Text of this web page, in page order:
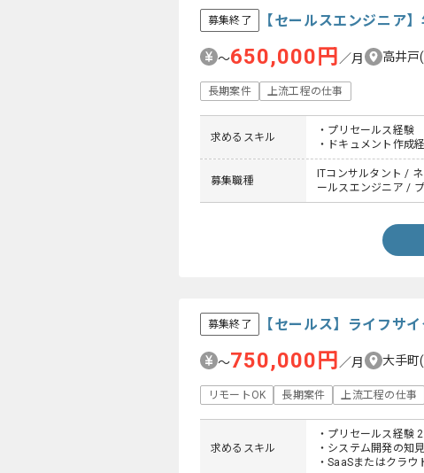
募集終了 【セールスエンジニア
〜650,000円 ／月 高井戸
長期案件 上流工程の仕事
求めるスキル
・プリセールス経験
・ドキュメント作成
募集職種
ITコンサルタント /
ールスエンジニア /
募集終了 【セールス】ライフサ
〜750,000円 ／月 大手町
リモートOK 長期案件 上流工程の仕事
求めるスキル
・プリセールス経験
・システム開発の知見
・SaaSまたはクラ